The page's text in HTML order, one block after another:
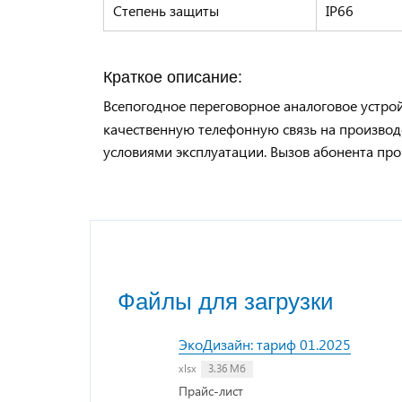
Степень защиты IP66
Краткое описание:
Всепогодное переговорное аналоговое
качественную телефонную связь на
условиями эксплуатации. Вызов абонента
Файлы для загрузки
ЭкоДизайн: тариф 01.2025
xlsx 3.36 Мб
Прайс-лист